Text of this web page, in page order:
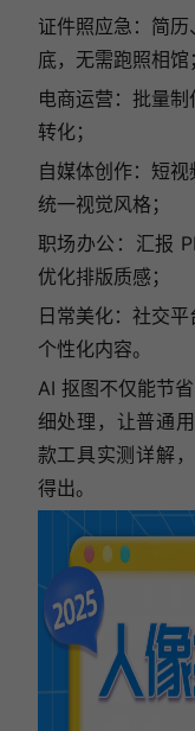
证件照应急：简
底，无需跑照相馆；
电商运营：批量
转化；
自媒体创作：短
统一视觉风格；
职场办公：汇报
优化排版质感；
日常美化：社交
个性化内容。
AI 抠图不仅能节
细处理，让普通
款工具实测详解
得出。